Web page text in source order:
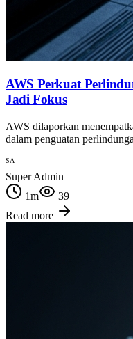
AWS Perkuat
Jadi Fokus
AWS dilaporkan
dalam penguatan
SA
Super Admin
1m
39
Read more